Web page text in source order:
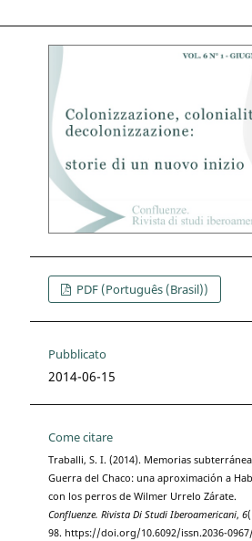
PDF (Português (Brasil))
Pubblicato
2014-06-15
Come citare
Traballi, S. I. (2014). Memorias
Guerra del Chaco: una aproximación a
con los perros de Wilmer Urrelo Zárate.
Confluenze. Rivista Di Studi Iberoamericani,6
98. https://doi.org/10.6092/issn.2036-